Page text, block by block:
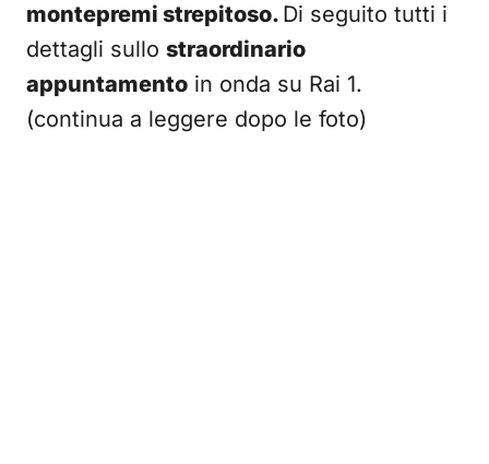
montepremi strepitoso. Di seguito tutti i
dettagli sullo straordinario
appuntamento in onda su Rai 1.
(continua a leggere dopo le foto)